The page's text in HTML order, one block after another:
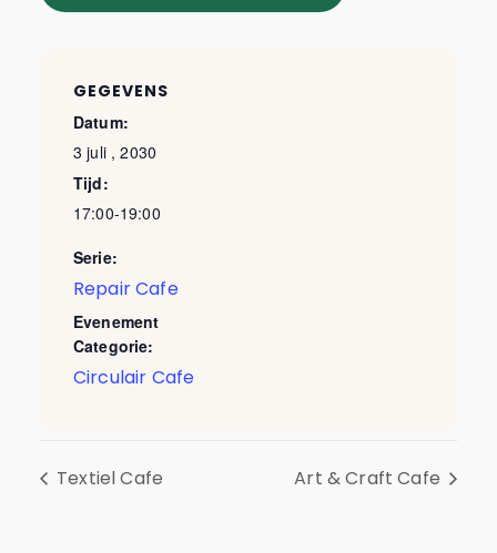
GEGEVENS
Datum:
3 juli , 2030
Tijd:
17:00-19:00
Serie:
Repair Cafe
Evenement
Categorie:
Circulair Cafe
Textiel Cafe Art & Craft Cafe